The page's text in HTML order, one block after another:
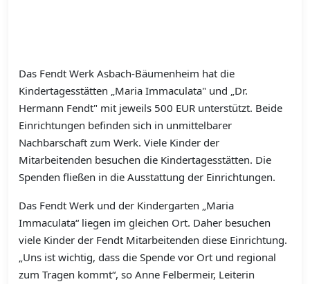
Das Fendt Werk Asbach-Bäumenheim hat die
Kindertagesstätten „Maria Immaculata" und „Dr.
Hermann Fendt" mit jeweils 500 EUR unterstützt. Beide
Einrichtungen befinden sich in unmittelbarer
Nachbarschaft zum Werk. Viele Kinder der
Mitarbeitenden besuchen die Kindertagesstätten. Die
Spenden fließen in die Ausstattung der Einrichtungen.
Das Fendt Werk und der Kindergarten „Maria
Immaculata“ liegen im gleichen Ort. Daher besuchen
viele Kinder der Fendt Mitarbeitenden diese Einrichtung.​
„Uns ist wichtig, dass die Spende vor Ort und regional
zum Tragen kommt“, so​ ​Anne Felbermeir, Leiterin